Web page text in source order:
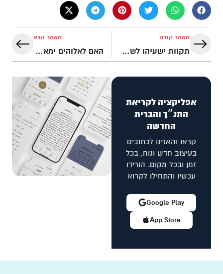
מאמר קודם
תקוות ישעיהו לשלום עולמי – לידת תינוק?! | והגית בו
מאמר הבא
האם לאלוהים ימאס מאיתנו? | והגית בו
אפליקציה לקריאת
התנ״ך והברית
החדשה
קראו והאזינו לכתובים
בעיצוב חדש ונוח, בכל
זמן ובכל מקום. הורידו
עכשיו והתחילו לקרוא
App Store
Google Play